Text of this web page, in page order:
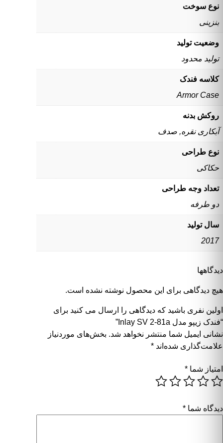
نوع سوخت
بنزینی
وضعیت تولید
تولید محدود
کلاسه فندک
Armor Case
روکش بدنه
آبکاری نقره, صدف
نوع طراحی
حکاکی
تعداد وجه طراحی
دو طرفه
سال تولید
2017
دیدگاهها
هیچ دیدگاهی برای این محصول نوشته نشده است.
اولین نفری باشید که دیدگاهی را ارسال می کنید برای
“فندک زیپو مدل Inlay SV 2-81a”
نشانی ایمیل شما منتشر نخواهد شد. بخش‌های موردنیاز
علامت‌گذاری شده‌اند *
امتیاز شما *
دیدگاه شما *